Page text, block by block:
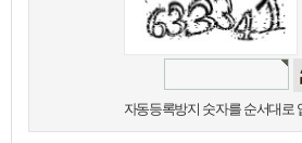
자동등록방지 숫자를 순서대로